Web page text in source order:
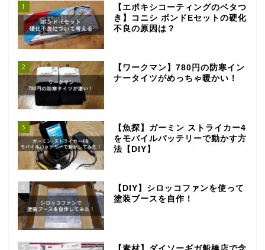
1
【エポキシコーティングのベタつ
き】コニシ ボンドEセットの硬化
不良の原因は？
2
【ワークマン】780円の防寒イン
ナータイツがめっちゃ暖かい！
3
【魚探】ガーミン ストライカー4
をモバイルバッテリーで動かす方
法【DIY】
4
【DIY】シロッコファンを使って
塗装ブースを自作！
5